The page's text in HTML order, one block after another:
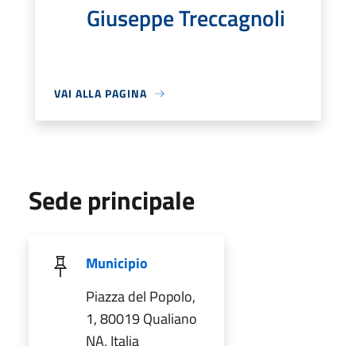
Giuseppe Treccagnoli
VAI ALLA PAGINA
Sede principale
Municipio
Piazza del Popolo,
1, 80019 Qualiano
NA, Italia